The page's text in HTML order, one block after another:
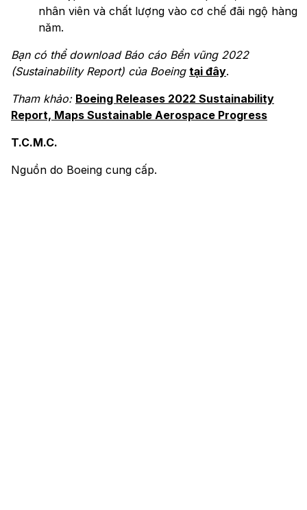
nhân viên và chất lượng vào cơ chế đãi ngộ hàng
năm.
Bạn có thể download Báo cáo Bền vũng 2022
(Sustainability Report) của Boeing tại đây.
Tham khảo: Boeing Releases 2022 Sustainability
Report, Maps Sustainable Aerospace Progress
T.C.M.C.
Nguồn do Boeing cung cấp.